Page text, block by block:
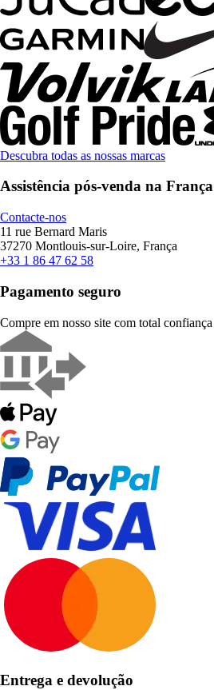
Descubra todas as nossas marcas
Assistência pós-venda na França
Contacte-nos
11 rue Bernard Maris
37270 Montlouis-sur-Loire, França
+33 1 86 47 62 58
Pagamento seguro
Compre em nosso site com total confiança
Entrega e devolução